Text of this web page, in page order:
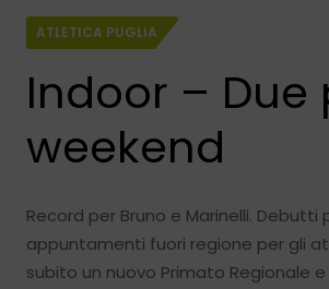
ATLETICA PUGLIA
Indoor –
weekend
Record per Bruno e Marinelli.
appuntamenti fuori regione per gli
subito un nuovo Primato Regionale